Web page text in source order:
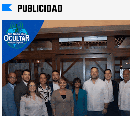
PUBLICIDAD